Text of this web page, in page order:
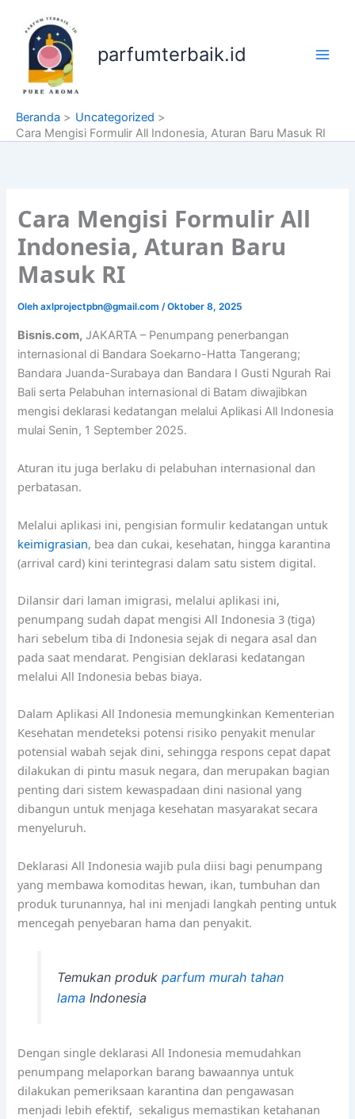
konten
parfumterbaik.id
Beranda
Uncategorized
Cara Mengisi Formulir All Indonesia, Aturan Baru Masuk RI
Cara Mengisi Formulir All
Indonesia, Aturan Baru
Masuk RI
Olehaxlprojectpbn@gmail.com/Oktober 8, 2025
Bisnis.com, JAKARTA – Penumpang penerbangan
internasional di Bandara Soekarno-Hatta Tangerang;
Bandara Juanda-Surabaya dan Bandara I Gusti Ngurah Rai
Bali serta Pelabuhan internasional di Batam diwajibkan
mengisi deklarasi kedatangan melalui Aplikasi All Indonesia
mulai Senin, 1 September 2025.
Aturan itu juga berlaku di pelabuhan internasional dan
perbatasan.
Melalui aplikasi ini, pengisian formulir kedatangan untuk
keimigrasian, bea dan cukai, kesehatan, hingga karantina
(arrival card) kini terintegrasi dalam satu sistem digital.
Dilansir dari laman imigrasi, melalui aplikasi ini,
penumpang sudah dapat mengisi All Indonesia 3 (tiga)
hari sebelum tiba di Indonesia sejak di negara asal dan
pada saat mendarat. Pengisian deklarasi kedatangan
melalui All Indonesia bebas biaya.
Dalam Aplikasi All Indonesia memungkinkan Kementerian
Kesehatan mendeteksi potensi risiko penyakit menular
potensial wabah sejak dini, sehingga respons cepat dapat
dilakukan di pintu masuk negara, dan merupakan bagian
penting dari sistem kewaspadaan dini nasional yang
dibangun untuk menjaga kesehatan masyarakat secara
menyeluruh.
Deklarasi All Indonesia wajib pula diisi bagi penumpang
yang membawa komoditas hewan, ikan, tumbuhan dan
produk turunannya, hal ini menjadi langkah penting untuk
mencegah penyebaran hama dan penyakit.
Temukan produk parfum murah tahan
lama Indonesia
Dengan single deklarasi All Indonesia memudahkan
penumpang melaporkan barang bawaannya untuk
dilakukan pemeriksaan karantina dan pengawasan
menjadi lebih efektif, sekaligus memastikan ketahanan